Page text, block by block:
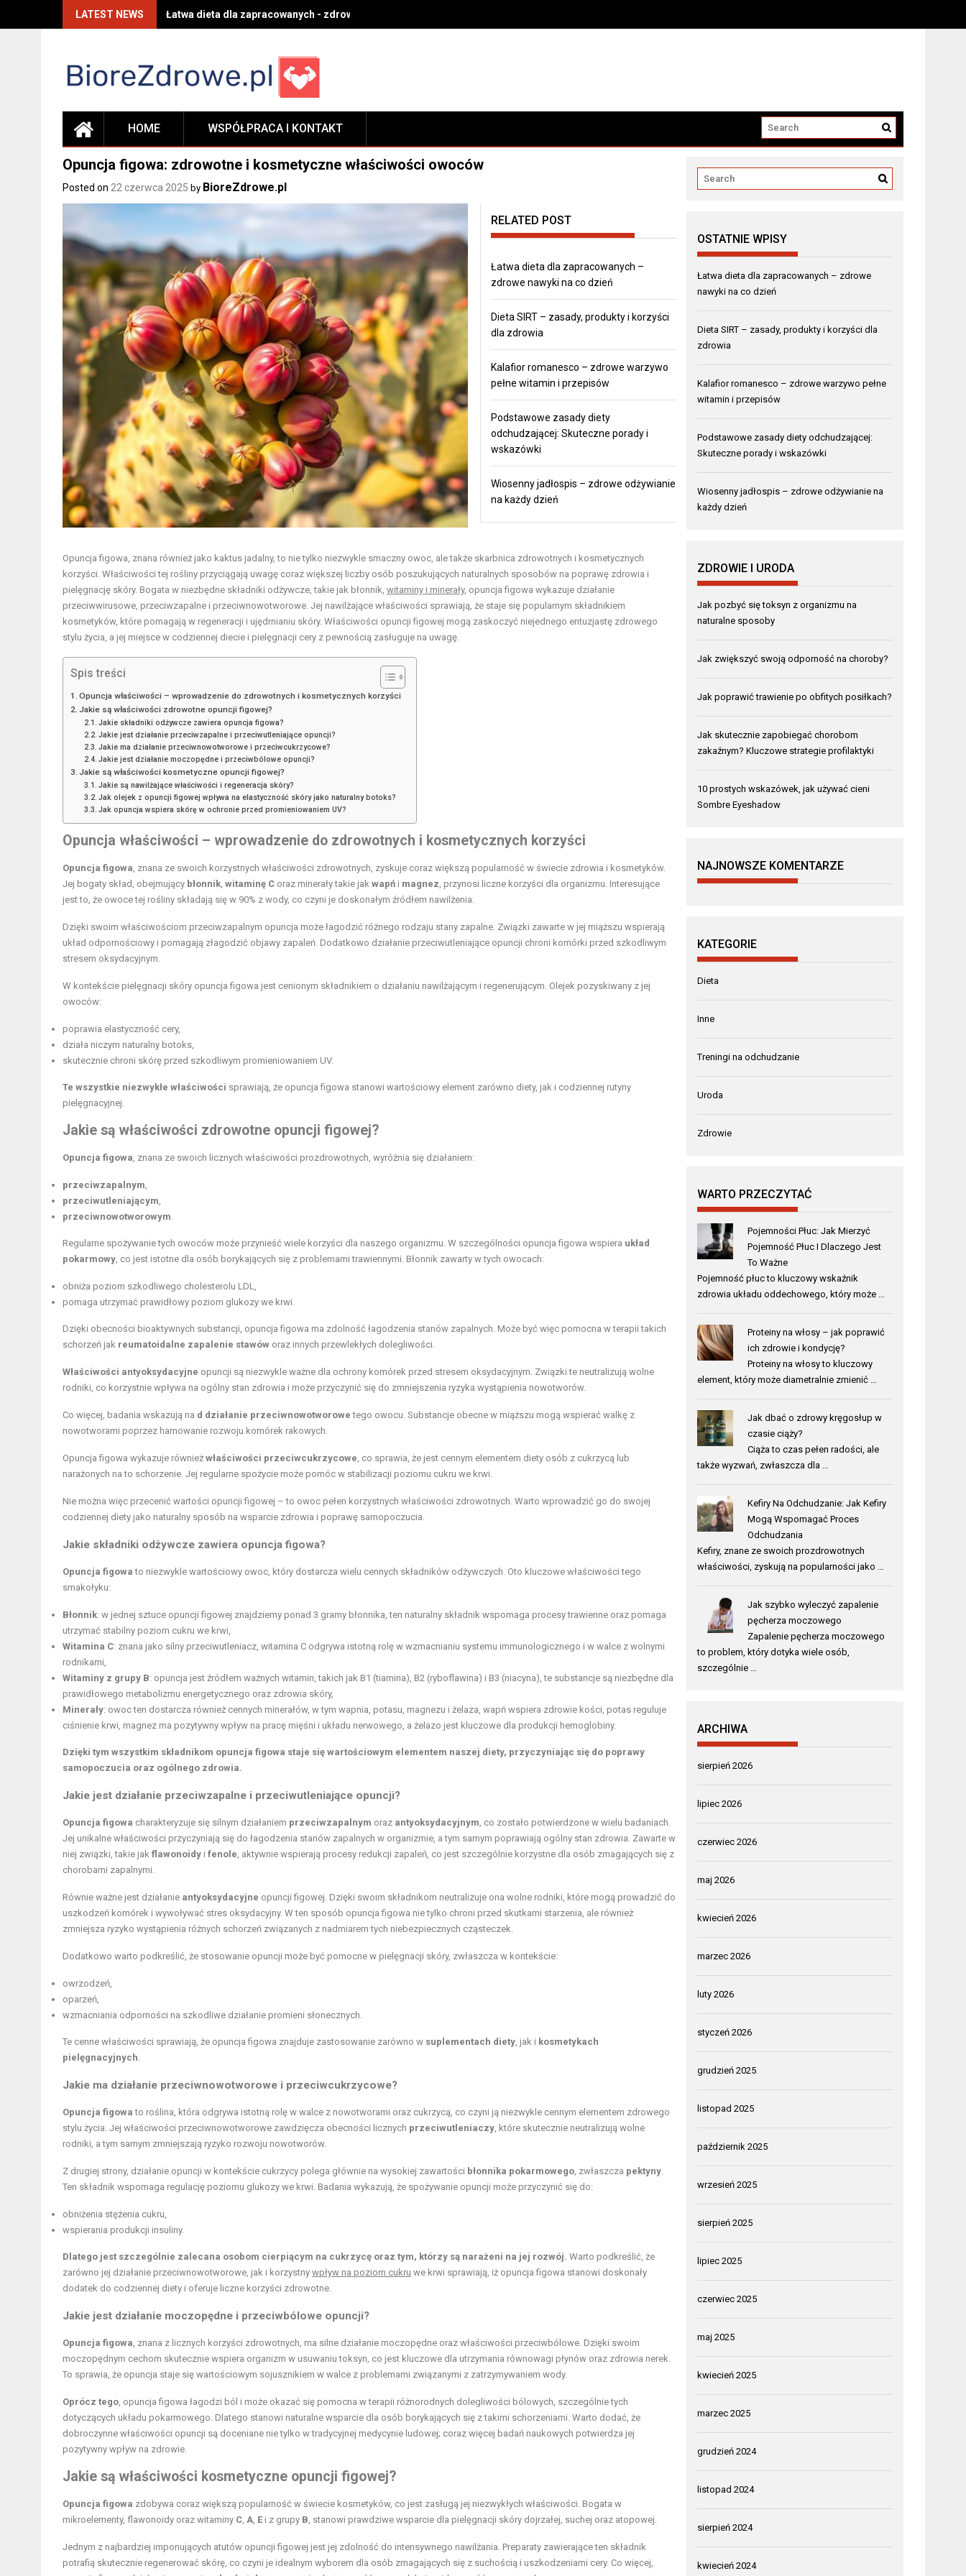
LATEST NEWS Łatwa dieta dla zapracowanych - zdrowe nawyki na co dzień
HOME WSPÓŁPRACA I KONTAKT
Opuncja figowa: zdrowotne i kosmetyczne właściwości owoców
Posted on 22 czerwca 2025 by BioreZdrowe.pl
RELATED POST
Łatwa dieta dla zapracowanych –
zdrowe nawyki na co dzień
Dieta SIRT – zasady, produkty i korzyści
dla zdrowia
Kalafior romanesco – zdrowe warzywo
pełne witamin i przepisów
Podstawowe zasady diety
odchudzającej: Skuteczne porady i
wskazówki
Wiosenny jadłospis – zdrowe odżywianie
na każdy dzień
Opuncja figowa, znana również jako kaktus jadalny, to nie tylko niezwykle smaczny owoc, ale także skarbnica zdrowotnych i kosmetycznych
korzyści. Właściwości tej rośliny przyciągają uwagę coraz większej liczby osób poszukujących naturalnych sposobów na poprawę zdrowia i
pielęgnację skóry. Bogata w niezbędne składniki odżywcze, takie jak błonnik, witaminy i minerały, opuncja figowa wykazuje działanie
przeciwwirusowe, przeciwzapalne i przeciwnowotworowe. Jej nawilżające właściwości sprawiają, że staje się popularnym składnikiem
kosmetyków, które pomagają w regeneracji i ujędrnianiu skóry. Właściwości opuncji figowej mogą zaskoczyć niejednego entuzjastę zdrowego
stylu życia, a jej miejsce w codziennej diecie i pielęgnacji cery z pewnością zasługuje na uwagę.
Spis treści
Opuncja właściwości – wprowadzenie do zdrowotnych i kosmetycznych korzyści
Jakie są właściwości zdrowotne opuncji figowej?
Jakie składniki odżywcze zawiera opuncja figowa?
Jakie jest działanie przeciwzapalne i przeciwutleniające opuncji?
Jakie ma działanie przeciwnowotworowe i przeciwcukrzycowe?
Jakie jest działanie moczopędne i przeciwbólowe opuncji?
Jakie są właściwości kosmetyczne opuncji figowej?
Jakie są nawilżające właściwości i regeneracja skóry?
Jak olejek z opuncji figowej wpływa na elastyczność skóry jako naturalny botoks?
Jak opuncja wspiera skórę w ochronie przed promieniowaniem UV?
Opuncja właściwości – wprowadzenie do zdrowotnych i kosmetycznych korzyści
Opuncja figowa , znana ze swoich korzystnych właściwości zdrowotnych, zyskuje coraz większą popularność w świecie zdrowia i kosmetyków.
Jej bogaty skład, obejmujący błonnik witaminę C oraz minerały takie jak wapń i magnez , przynosi liczne korzyści dla organizmu. Interesujące
jest to, że owoce tej rośliny składają się w 90% z wody, co czyni je doskonałym źródłem nawilżenia.
Dzięki swoim właściwościom przeciwzapalnym opuncja może łagodzić różnego rodzaju stany zapalne. Związki zawarte w jej miąższu wspierają
układ odpornościowy i pomagają złagodzić objawy zapaleń. Dodatkowo działanie przeciwutleniające opuncji chroni komórki przed szkodliwym
stresem oksydacyjnym.
W kontekście pielęgnacji skóry opuncja figowa jest cenionym składnikiem o działaniu nawilżającym i regenerującym. Olejek pozyskiwany z jej
owoców:
poprawia elastyczność cery,
działa niczym naturalny botoks,
skutecznie chroni skórę przed szkodliwym promieniowaniem UV.
Te wszystkie niezwykłe właściwości sprawiają, że opuncja figowa stanowi wartościowy element zarówno diety, jak i codziennej rutyny
pielęgnacyjnej.
Jakie są właściwości zdrowotne opuncji figowej?
Opuncja figowa , znana ze swoich licznych właściwości prozdrowotnych, wyróżnia się działaniem:
przeciwzapalnym
przeciwutleniającym
przeciwnowotworowym
Regularne spożywanie tych owoców może przynieść wiele korzyści dla naszego organizmu. W szczególności opuncja figowa wspiera układ
pokarmowy , co jest istotne dla osób borykających się z problemami trawiennymi. Błonnik zawarty w tych owocach:
obniża poziom szkodliwego cholesterolu LDL,
pomaga utrzymać prawidłowy poziom glukozy we krwi.
Dzięki obecności bioaktywnych substancji, opuncja figowa ma zdolność łagodzenia stanów zapalnych. Może być więc pomocna w terapii takich
schorzeń jak reumatoidalne zapalenie stawów oraz innych przewlekłych dolegliwości.
Właściwości antyoksydacyjne opuncji są niezwykle ważne dla ochrony komórek przed stresem oksydacyjnym. Związki te neutralizują wolne
rodniki, co korzystnie wpływa na ogólny stan zdrowia i może przyczynić się do zmniejszenia ryzyka wystąpienia nowotworów.
Co więcej, badania wskazują na d działanie przeciwnowotworowe tego owocu. Substancje obecne w miąższu mogą wspierać walkę z
nowotworami poprzez hamowanie rozwoju komórek rakowych.
Opuncja figowa wykazuje również właściwości przeciwcukrzycowe , co sprawia, że jest cennym elementem diety osób z cukrzycą lub
narażonych na to schorzenie. Jej regularne spożycie może pomóc w stabilizacji poziomu cukru we krwi.
Nie można więc przecenić wartości opuncji figowej – to owoc pełen korzystnych właściwości zdrowotnych. Warto wprowadzić go do swojej
codziennej diety jako naturalny sposób na wsparcie zdrowia i poprawę samopoczucia.
Jakie składniki odżywcze zawiera opuncja figowa?
Opuncja figowa to niezwykle wartościowy owoc, który dostarcza wielu cennych składników odżywczych. Oto kluczowe właściwości tego
smakołyku:
Błonnik: w jednej sztuce opuncji figowej znajdziemy ponad 3 gramy błonnika, ten naturalny składnik wspomaga procesy trawienne oraz pomaga
utrzymać stabilny poziom cukru we krwi,
Witamina C: znana jako silny przeciwutleniacz, witamina C odgrywa istotną rolę w wzmacnianiu systemu immunologicznego i w walce z wolnymi
rodnikami,
Witaminy z grupy B: opuncja jest źródłem ważnych witamin, takich jak B1 (tiamina), B2 (ryboflawina) i B3 (niacyna), te substancje są niezbędne dla
prawidłowego metabolizmu energetycznego oraz zdrowia skóry,
Minerały: owoc ten dostarcza również cennych minerałów, w tym wapnia, potasu, magnezu i żelaza, wapń wspiera zdrowie kości, potas reguluje
ciśnienie krwi, magnez ma pozytywny wpływ na pracę mięśni i układu nerwowego, a żelazo jest kluczowe dla produkcji hemoglobiny.
Dzięki tym wszystkim składnikom opuncja figowa staje się wartościowym elementem naszej diety, przyczyniając się do poprawy
samopoczucia oraz ogólnego zdrowia.
Jakie jest działanie przeciwzapalne i przeciwutleniające opuncji?
Opuncja figowa charakteryzuje się silnym działaniem przeciwzapalnym oraz antyoksydacyjnym , co zostało potwierdzone w wielu badaniach.
Jej unikalne właściwości przyczyniają się do łagodzenia stanów zapalnych w organizmie, a tym samym poprawiają ogólny stan zdrowia. Zawarte w
niej związki, takie jak flawonoidy i fenole , aktywnie wspierają procesy redukcji zapaleń, co jest szczególnie korzystne dla osób zmagających się z
chorobami zapalnymi.
Równie ważne jest działanie antyoksydacyjne opuncji figowej. Dzięki swoim składnikom neutralizuje ona wolne rodniki, które mogą prowadzić do
uszkodzeń komórek i wywoływać stres oksydacyjny. W ten sposób opuncja figowa nie tylko chroni przed skutkami starzenia, ale również
zmniejsza ryzyko wystąpienia różnych schorzeń związanych z nadmiarem tych niebezpiecznych cząsteczek.
Dodatkowo warto podkreślić, że stosowanie opuncji może być pomocne w pielęgnacji skóry, zwłaszcza w kontekście:
owrzodzeń,
oparzeń,
wzmacniania odporności na szkodliwe działanie promieni słonecznych.
Te cenne właściwości sprawiają, że opuncja figowa znajduje zastosowanie zarówno w suplementach diety , jak i kosmetykach
pielęgnacyjnych
Jakie ma działanie przeciwnowotworowe i przeciwcukrzycowe?
Opuncja figowa to roślina, która odgrywa istotną rolę w walce z nowotworami oraz cukrzycą, co czyni ją niezwykle cennym elementem zdrowego
stylu życia. Jej właściwości przeciwnowotworowe zawdzięcza obecności licznych przeciwutleniaczy , które skutecznie neutralizują wolne
rodniki, a tym samym zmniejszają ryzyko rozwoju nowotworów.
Z drugiej strony, działanie opuncji w kontekście cukrzycy polega głównie na wysokiej zawartości błonnika pokarmowego , zwłaszcza pektyny
Ten składnik wspomaga regulację poziomu glukozy we krwi. Badania wykazują, że spożywanie opuncji może przyczynić się do:
obniżenia stężenia cukru,
wspierania produkcji insuliny.
Dlatego jest szczególnie zalecana osobom cierpiącym na cukrzycę oraz tym, którzy są narażeni na jej rozwój. Warto podkreślić, że
zarówno jej działanie przeciwnowotworowe, jak i korzystny wpływ na poziom cukru we krwi sprawiają, iż opuncja figowa stanowi doskonały
dodatek do codziennej diety i oferuje liczne korzyści zdrowotne.
Jakie jest działanie moczopędne i przeciwbólowe opuncji?
Opuncja figowa , znana z licznych korzyści zdrowotnych, ma silne działanie moczopędne oraz właściwości przeciwbólowe. Dzięki swoim
moczopędnym cechom skutecznie wspiera organizm w usuwaniu toksyn, co jest kluczowe dla utrzymania równowagi płynów oraz zdrowia nerek.
To sprawia, że opuncja staje się wartościowym sojusznikiem w walce z problemami związanymi z zatrzymywaniem wody.
Oprócz tego , opuncja figowa łagodzi ból i może okazać się pomocna w terapii różnorodnych dolegliwości bólowych, szczególnie tych
dotyczących układu pokarmowego. Dlatego stanowi naturalne wsparcie dla osób borykających się z takimi schorzeniami. Warto dodać, że
dobroczynne właściwości opuncji są doceniane nie tylko w tradycyjnej medycynie ludowej; coraz więcej badań naukowych potwierdza jej
pozytywny wpływ na zdrowie.
Jakie są właściwości kosmetyczne opuncji figowej?
Opuncja figowa zdobywa coraz większą popularność w świecie kosmetyków, co jest zasługą jej niezwykłych właściwości. Bogata w
mikroelementy, flawonoidy oraz witaminy C A E i z grupy B , stanowi prawdziwe wsparcie dla pielęgnacji skóry dojrzałej, suchej oraz atopowej.
Jednym z najbardziej imponujących atutów opuncji figowej jest jej zdolność do intensywnego nawilżania. Preparaty zawierające ten składnik
potrafią skutecznie regenerować skórę, co czyni je idealnym wyborem dla osób zmagających się z suchością i uszkodzeniami cery. Co więcej,
OSTATNIE WPISY
Łatwa dieta dla zapracowanych – zdrowe
nawyki na co dzień
Dieta SIRT – zasady, produkty i korzyści dla
zdrowia
Kalafior romanesco – zdrowe warzywo pełne
witamin i przepisów
Podstawowe zasady diety odchudzającej:
Skuteczne porady i wskazówki
Wiosenny jadłospis – zdrowe odżywianie na
każdy dzień
ZDROWIE I URODA
Jak pozbyć się toksyn z organizmu na
naturalne sposoby
Jak zwiększyć swoją odporność na choroby?
Jak poprawić trawienie po obfitych posiłkach?
Jak skutecznie zapobiegać chorobom
zakaźnym? Kluczowe strategie profilaktyki
10 prostych wskazówek, jak używać cieni
Sombre Eyeshadow
NAJNOWSZE KOMENTARZE
KATEGORIE
Dieta
Inne
Treningi na odchudzanie
Uroda
Zdrowie
WARTO PRZECZYTAĆ
Pojemności Płuc: Jak Mierzyć
Pojemność Płuc I Dlaczego Jest
To Ważne
Pojemność płuc to kluczowy wskaźnik
zdrowia układu oddechowego, który może …
Proteiny na włosy – jak poprawić
ich zdrowie i kondycję?
Proteiny na włosy to kluczowy
element, który może diametralnie zmienić …
Jak dbać o zdrowy kręgosłup w
czasie ciąży?
Ciąża to czas pełen radości, ale
także wyzwań, zwłaszcza dla …
Kefiry Na Odchudzanie: Jak Kefiry
Mogą Wspomagać Proces
Odchudzania
Kefiry, znane ze swoich prozdrowotnych
właściwości, zyskują na popularności jako …
Jak szybko wyleczyć zapalenie
pęcherza moczowego
Zapalenie pęcherza moczowego
to problem, który dotyka wiele osób,
szczególnie …
ARCHIWA
sierpień 2026
lipiec 2026
czerwiec 2026
maj 2026
kwiecień 2026
marzec 2026
luty 2026
styczeń 2026
grudzień 2025
listopad 2025
październik 2025
wrzesień 2025
sierpień 2025
lipiec 2025
czerwiec 2025
maj 2025
kwiecień 2025
marzec 2025
grudzień 2024
listopad 2024
sierpień 2024
kwiecień 2024